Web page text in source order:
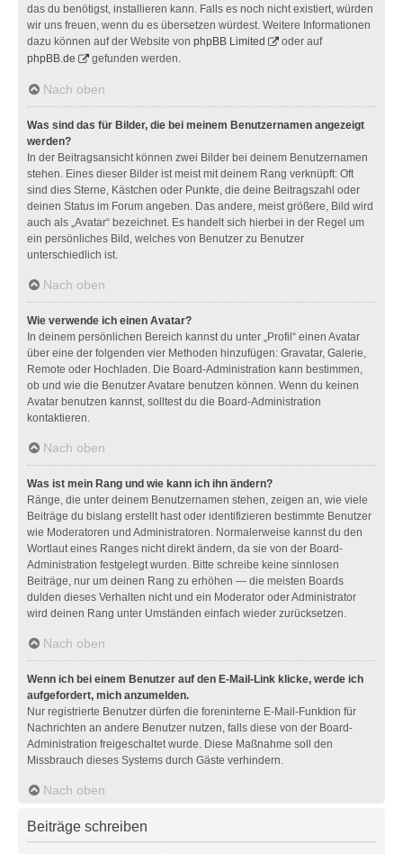
das du benötigst, installieren kann. Falls es noch nicht existiert, würden
wir uns freuen, wenn du es übersetzen würdest. Weitere Informationen
dazu können auf der Website von phpBB Limited
oder auf
phpBB.de
gefunden werden.
Nach oben
Was sind das für Bilder, die bei meinem Benutzernamen angezeigt
werden?
In der Beitragsansicht können zwei Bilder bei deinem Benutzernamen
stehen. Eines dieser Bilder ist meist mit deinem Rang verknüpft: Oft
sind dies Sterne, Kästchen oder Punkte, die deine Beitragszahl oder
deinen Status im Forum angeben. Das andere, meist größere, Bild wird
auch als „Avatar“ bezeichnet. Es handelt sich hierbei in der Regel um
ein persönliches Bild, welches von Benutzer zu Benutzer
unterschiedlich ist.
Nach oben
Wie verwende ich einen Avatar?
In deinem persönlichen Bereich kannst du unter „Profil“ einen Avatar
über eine der folgenden vier Methoden hinzufügen: Gravatar, Galerie,
Remote oder Hochladen. Die Board-Administration kann bestimmen,
ob und wie die Benutzer Avatare benutzen können. Wenn du keinen
Avatar benutzen kannst, solltest du die Board-Administration
kontaktieren.
Nach oben
Was ist mein Rang und wie kann ich ihn ändern?
Ränge, die unter deinem Benutzernamen stehen, zeigen an, wie viele
Beiträge du bislang erstellt hast oder identifizieren bestimmte Benutzer
wie Moderatoren und Administratoren. Normalerweise kannst du den
Wortlaut eines Ranges nicht direkt ändern, da sie von der Board-
Administration festgelegt wurden. Bitte schreibe keine sinnlosen
Beiträge, nur um deinen Rang zu erhöhen — die meisten Boards
dulden dieses Verhalten nicht und ein Moderator oder Administrator
wird deinen Rang unter Umständen einfach wieder zurücksetzen.
Nach oben
Wenn ich bei einem Benutzer auf den E-Mail-Link klicke, werde ich
aufgefordert, mich anzumelden.
Nur registrierte Benutzer dürfen die foreninterne E-Mail-Funktion für
Nachrichten an andere Benutzer nutzen, falls diese von der Board-
Administration freigeschaltet wurde. Diese Maßnahme soll den
Missbrauch dieses Systems durch Gäste verhindern.
Nach oben
Beiträge schreiben